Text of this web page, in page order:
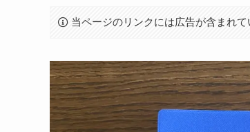
当ページのリンクには広告が含まれて